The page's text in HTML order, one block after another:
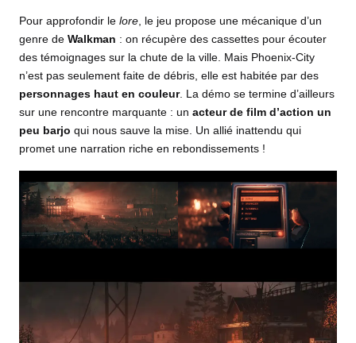
Pour approfondir le lore , le jeu propose une mécanique d’un
genre de Walkman : on récupère des cassettes pour écouter
des témoignages sur la chute de la ville. Mais Phoenix-City
n’est pas seulement faite de débris, elle est habitée par des
personnages haut en couleur. La démo se termine d’ailleurs
sur une rencontre marquante : un acteur de film d’action un
peu barjo qui nous sauve la mise. Un allié inattendu qui
promet une narration riche en rebondissements !